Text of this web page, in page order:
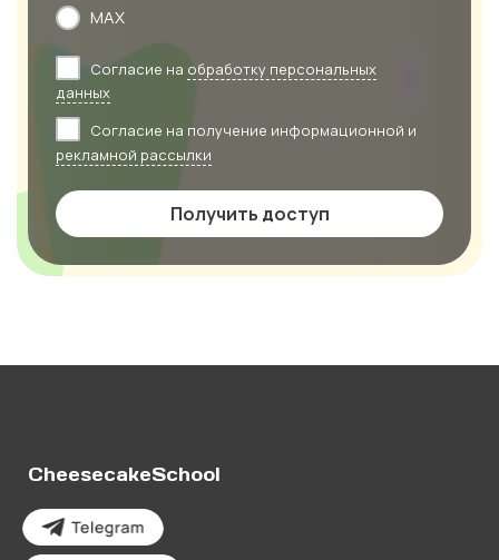
MAX
Согласие на обработку персональных
данных
Согласие на получение информационной и
рекламной рассылки
Получить доступ
CheesecakeSchool